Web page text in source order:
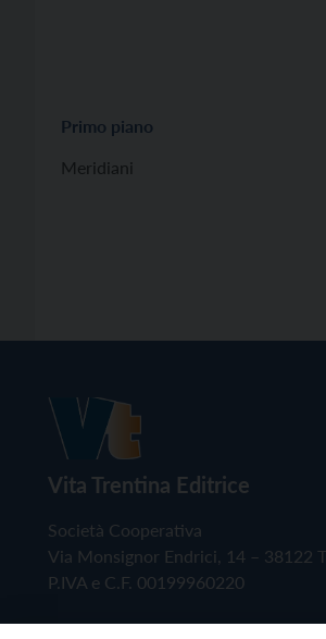
Primo piano
Meridiani
Vita Trentina Editrice
Società Cooperativa
Via Monsignor Endrici, 14 – 38122
P.IVA e C.F. 00199960220